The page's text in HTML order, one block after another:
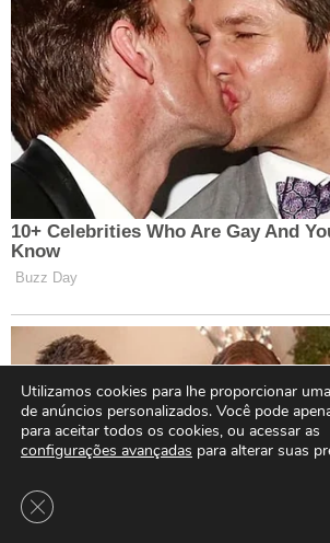
Utilizamos cookies para lhe proporcionar
de anúncios personalizados. Você pode
para aceitar todos os cookies, ou acessar as
configurações avançadas para alterar suas
Close GDPR Cookie Banner